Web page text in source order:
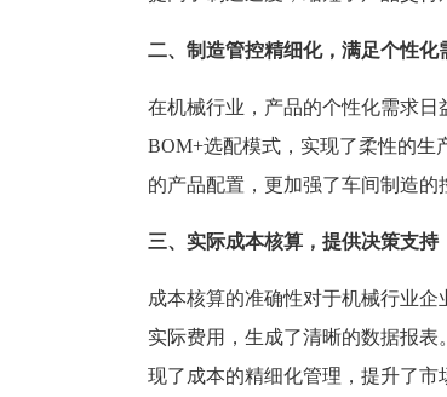
二、制造管控精细化，满足个性化
在机械行业，产品的个性化需求
BOM+选配模式，实现了柔性的生
的产品配置，更加强了车间制造的
三、实际成本核算，提供决策支持
成本核算的准确性对于机械行业
实际费用，生成了清晰的数据报
现了成本的精细化管理，提升了市